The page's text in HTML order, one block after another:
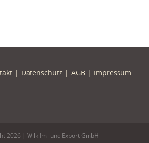
Datenschutz AGB Impressum
2026 | Wilk Im- und Export GmbH